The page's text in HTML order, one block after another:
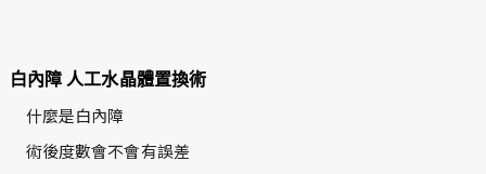
白內障 人工水晶體置換術
什麼是白內障
術後度數會不會有誤差